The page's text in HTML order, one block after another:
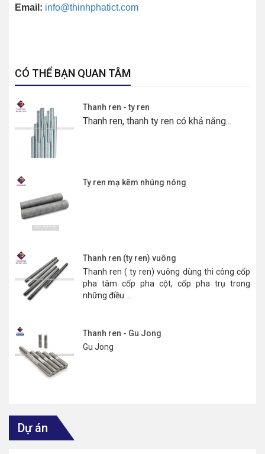
Email: info@thinhphatict.com
CÓ THỂ BẠN QUAN TÂM
Thanh ren - ty ren
Thanh ren, thanh ty ren có khả năng...
Ty ren mạ kẽm nhúng nóng
Thanh ren (ty ren) vuông
Thanh ren ( ty ren) vuông dùng thi công cốp
pha tâm cốp pha cột, cốp pha trụ trong
những điều ...
Thanh ren - Gu Jong
Gu Jong
Dự án